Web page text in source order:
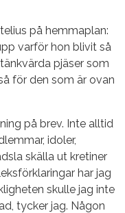
på hemmaplan:
varför hon blivit så
pjäser som
för den som är ovan
på brev. Inte alltid
idoler,
skälla ut kretiner
har jag
skulle jag inte
tycker jag. Någon